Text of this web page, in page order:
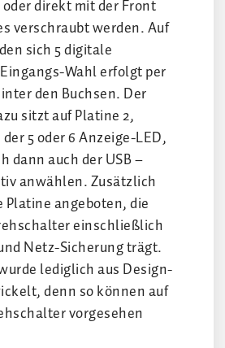
direkt mit der Front
verschraubt werden. Auf
sich 5 digitale
Wahl erfolgt per
den Buchsen. Der
sitzt auf Platine 2,
5 oder 6 Anzeige-LED,
dann auch der USB –
anwählen. Zusätzlich
Platine angeboten, die
einschließlich
Netz-Sicherung trägt.
lediglich aus Design-
denn so können auf
vorgesehen